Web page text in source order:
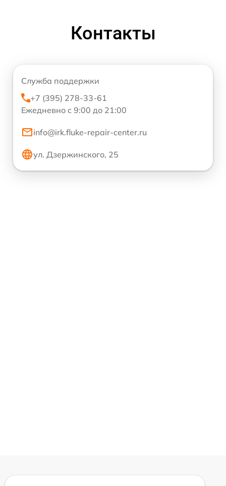
Контакты
Служба поддержки
+7 (395) 278-33-61
Ежедневно с 9:00 до 21:00
info@irk.fluke-repair-center.ru
ул. Дзержинского, 25